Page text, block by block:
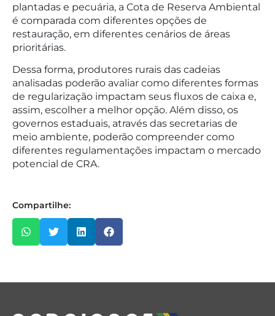
plantadas e pecuária, a Cota de Reserva Ambiental
é comparada com diferentes opções de
restauração, em diferentes cenários de áreas
prioritárias.
Dessa forma, produtores rurais das cadeias
analisadas poderão avaliar como diferentes formas
de regularização impactam seus fluxos de caixa e,
assim, escolher a melhor opção. Além disso, os
governos estaduais, através das secretarias de
meio ambiente, poderão compreender como
diferentes regulamentações impactam o mercado
potencial de CRA.
Compartilhe: